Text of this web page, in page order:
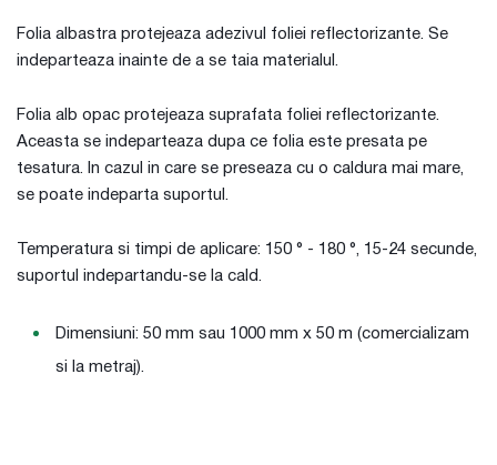
Folia albastra protejeaza adezivul foliei reflectorizante. Se
indeparteaza inainte de a se taia materialul.
Folia alb opac protejeaza suprafata foliei reflectorizante.
Aceasta se indeparteaza dupa ce folia este presata pe
tesatura. In cazul in care se preseaza cu o caldura mai mare,
se poate indeparta suportul.
Temperatura si timpi de aplicare: 150 ° - 180 °, 15-24 secunde,
suportul indepartandu-se la cald.
Dimensiuni: 50 mm sau 1000 mm x 50 m (comercializam
si la metraj).